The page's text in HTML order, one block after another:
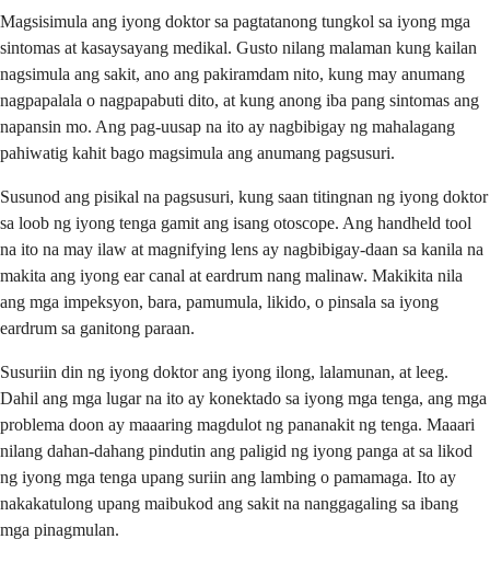
Magsisimula ang iyong doktor sa pagtatanong tungkol sa iyong mga
sintomas at kasaysayang medikal. Gusto nilang malaman kung kailan
nagsimula ang sakit, ano ang pakiramdam nito, kung may anumang
nagpapalala o nagpapabuti dito, at kung anong iba pang sintomas ang
napansin mo. Ang pag-uusap na ito ay nagbibigay ng mahalagang
pahiwatig kahit bago magsimula ang anumang pagsusuri.
Susunod ang pisikal na pagsusuri, kung saan titingnan ng iyong doktor
sa loob ng iyong tenga gamit ang isang otoscope. Ang handheld tool
na ito na may ilaw at magnifying lens ay nagbibigay-daan sa kanila na
makita ang iyong ear canal at eardrum nang malinaw. Makikita nila
ang mga impeksyon, bara, pamumula, likido, o pinsala sa iyong
eardrum sa ganitong paraan.
Susuriin din ng iyong doktor ang iyong ilong, lalamunan, at leeg.
Dahil ang mga lugar na ito ay konektado sa iyong mga tenga, ang mga
problema doon ay maaaring magdulot ng pananakit ng tenga. Maaari
nilang dahan-dahang pindutin ang paligid ng iyong panga at sa likod
ng iyong mga tenga upang suriin ang lambing o pamamaga. Ito ay
nakakatulong upang maibukod ang sakit na nanggagaling sa ibang
mga pinagmulan.